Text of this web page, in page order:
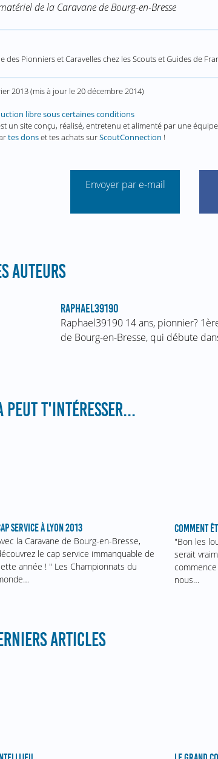
de la Caravane de Bourg-en-Bresse
des Pionniers et Caravelles chez les Scouts et Guides de
2013(mis à jour le20 décembre 2014)
libre sous certaines conditions
un site conçu, réalisé, entretenu et alimenté par une
tes donset tes achats surScoutConnection !
Envoyer par e-mail
AUTEURS
RAPHAEL39190
Raphael39190 14 ans, pionnier?
de Bourg-en-Bresse, qui débute
PEUT T'INTÉRESSER...
SERVICE À LYON 2013
la Caravane de Bourg-en-Bresse,
le cap service immanquable de
année ! " Les Championnats du
COMMENT
"Bon les
serait
nous…
ARTICLES